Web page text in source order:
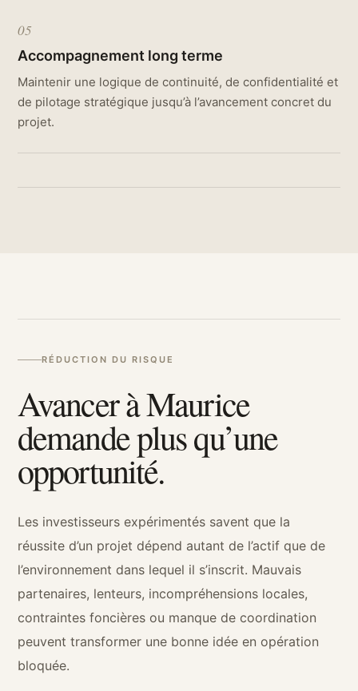
05
Accompagnement long terme
Maintenir une logique de continuité, de confidentialité et
de pilotage stratégique jusqu’à l’avancement concret du
projet.
RÉDUCTION DU RISQUE
Avancer à Maurice
demande plus qu’une
opportunité.
Les investisseurs expérimentés savent que la
réussite d’un projet dépend autant de l’actif que de
l’environnement dans lequel il s’inscrit. Mauvais
partenaires, lenteurs, incompréhensions locales,
contraintes foncières ou manque de coordination
peuvent transformer une bonne idée en opération
bloquée.